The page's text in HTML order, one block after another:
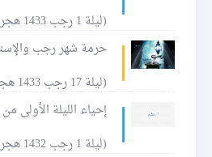
(ليلة 1 رجب 1433 هجرية)
حرمة شهر رجب
(ليلة 17 رجب 1433 هجرية)
إحياء الليلة الأولى
(ليلة 1 رجب 1432 هجرية)